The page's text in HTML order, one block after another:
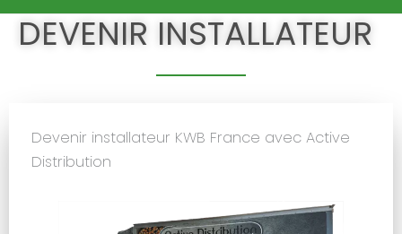
DEVENIR INSTALLATEUR
Devenir installateur KWB France avec Active
Distribution